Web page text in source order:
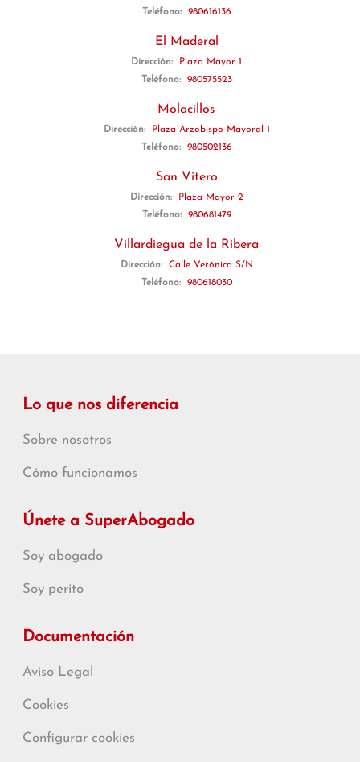
Teléfono:
980616136
El Maderal
Dirección:
Plaza Mayor 1
Teléfono:
980575523
Molacillos
Dirección:
Plaza Arzobispo Mayoral 1
Teléfono:
980502136
San Vitero
Dirección:
Plaza Mayor 2
Teléfono:
980681479
Villardiegua de la Ribera
Dirección:
Calle Verónica S/N
Teléfono:
980618030
Lo que nos diferencia
Sobre nosotros
Cómo funcionamos
Únete a SuperAbogado
Soy abogado
Soy perito
Documentación
Aviso Legal
Cookies
Configurar cookies